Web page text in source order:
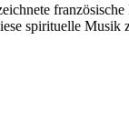
spirituelle Musik